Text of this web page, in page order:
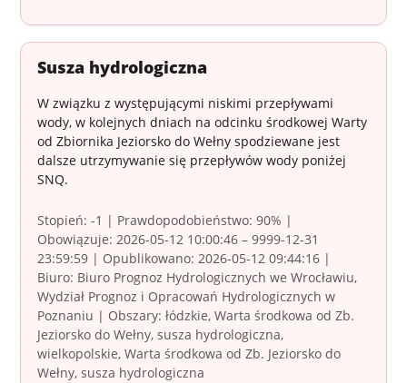
Susza hydrologiczna
W związku z występującymi niskimi przepływami
wody, w kolejnych dniach na odcinku środkowej Warty
od Zbiornika Jeziorsko do Wełny spodziewane jest
dalsze utrzymywanie się przepływów wody poniżej
SNQ.
Stopień: -1 | Prawdopodobieństwo: 90% |
Obowiązuje: 2026-05-12 10:00:46 – 9999-12-31
23:59:59 | Opublikowano: 2026-05-12 09:44:16 |
Biuro: Biuro Prognoz Hydrologicznych we Wrocławiu,
Wydział Prognoz i Opracowań Hydrologicznych w
Poznaniu | Obszary: łódzkie, Warta środkowa od Zb.
Jeziorsko do Wełny, susza hydrologiczna,
wielkopolskie, Warta środkowa od Zb. Jeziorsko do
Wełny, susza hydrologiczna